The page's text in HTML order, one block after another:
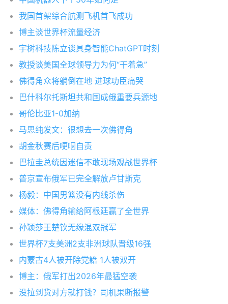
我国首架综合航测飞机首飞成功
博主谈世界杯流量经济
宇树科技陈立谈具身智能ChatGPT时刻
教授谈美国全球领导力为何“干着急”
佛得角众将躺倒在地 进球功臣痛哭
巴什科尔托斯坦共和国成俄重要兵源地
哥伦比亚1-0加纳
马思纯发文：很想去一次佛得角
胡金秋赛后哽咽自责
巴拉圭总统因迷信不敢现场观战世界杯
普京宣布俄军已完全解放卢甘斯克
杨毅：中国男篮没有内线杀伤
媒体：佛得角输给阿根廷赢了全世界
孙颖莎王楚钦无缘混双冠军
世界杯7支美洲2支非洲球队晋级16强
内蒙古4人被开除党籍 1人被双开
博主：俄军打出2026年最猛空袭
没拉到货对方就打钱？司机果断报警